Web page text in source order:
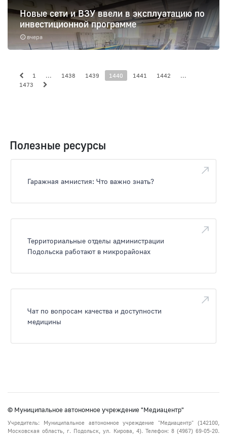
вчера
Новые сети и ВЗУ ввели в эксплуатацию по
инвестиционной программе
1 ... 1438 1439 1440 1441 1442
...
1473
Полезные ресурсы
Гаражная амнистия: Что важно знать?
Территориальные отделы администрации
Подольска работают в микрорайонах
Чат по вопросам качества и доступности
медицины
© Муниципальное автономное учреждение "Медиацентр"
Учредитель: Муниципальное автономное учреждение "Медиацентр" (142100,
Московская область, г. Подольск, ул. Кирова, 4). Телефон: 8 (4967) 69-05-20.